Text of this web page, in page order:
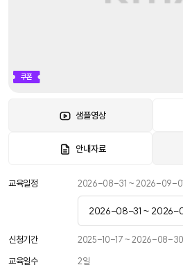
쿠폰
샘플영상
안내자료
교육일정 2026-08-31 ~ 2026-09-
2026-08-31 ~ 2026-
2026-05-26 ~ 2026-
2026-08-31 ~ 2026-
신청기간
2025-10-17 ~ 2026-08-30
교육일수
2일